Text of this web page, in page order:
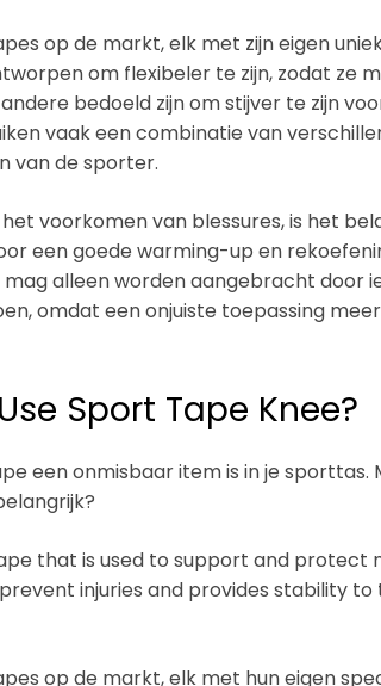
op de markt, elk met zijn eigen
om flexibeler te zijn, zodat ze
bedoeld zijn om stijver te zijn
vaak een combinatie van
van de sporter.
voorkomen van blessures, is het
een goede warming-up en
alleen worden aangebracht door
omdat een onjuiste toepassing
Sport Tape Knee?
een onmisbaar item is in je sporttas.
that is used to support and protect
injuries and provides stability to
op de markt, elk met hun eigen